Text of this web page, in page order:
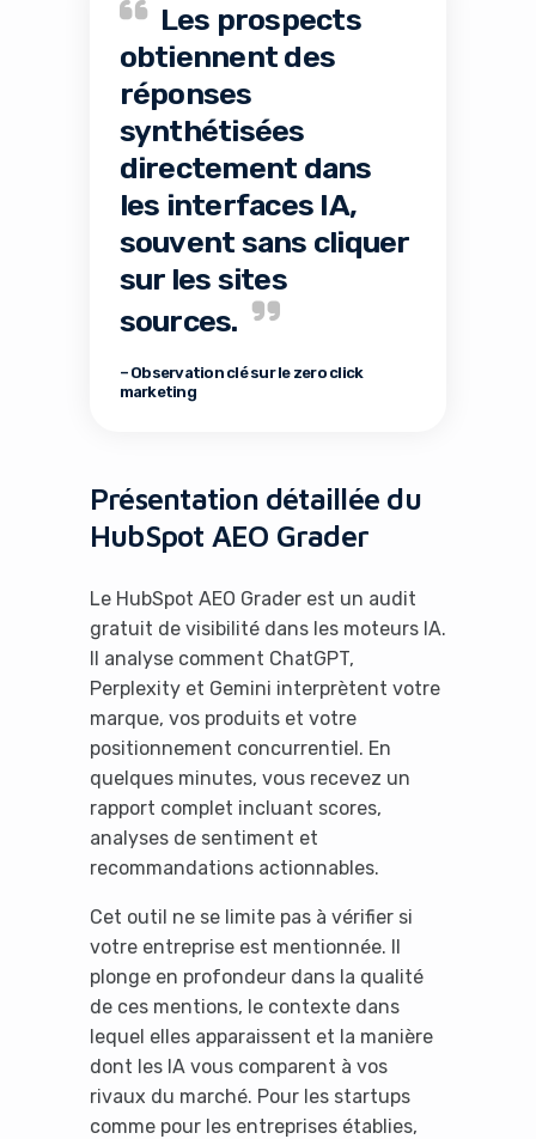
Les prospects
obtiennent des
réponses
synthétisées
directement dans
les interfaces IA,
souvent sans cliquer
sur les sites
sources.
– Observation clé sur le zero click
marketing
Présentation détaillée du
HubSpot AEO Grader
Le HubSpot AEO Grader est un audit
gratuit de visibilité dans les moteurs IA.
Il analyse comment ChatGPT,
Perplexity et Gemini interprètent votre
marque, vos produits et votre
positionnement concurrentiel. En
quelques minutes, vous recevez un
rapport complet incluant scores,
analyses de sentiment et
recommandations actionnables.
Cet outil ne se limite pas à vérifier si
votre entreprise est mentionnée. Il
plonge en profondeur dans la qualité
de ces mentions, le contexte dans
lequel elles apparaissent et la manière
dont les IA vous comparent à vos
rivaux du marché. Pour les startups
comme pour les entreprises établies,